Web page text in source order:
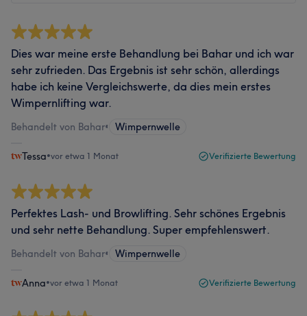
Dies war meine erste Behandlung bei Bahar und ich war
sehr zufrieden. Das Ergebnis ist sehr schön, allerdings
habe ich keine Vergleichswerte, da dies mein erstes
Wimpernlifting war.
Behandelt von Bahar• Wimpernwelle
Tessa•vor etwa 1 Monat Verifizierte Bewertung
Perfektes Lash- und Browlifting. Sehr schönes Ergebnis
und sehr nette Behandlung. Super empfehlenswert.
Behandelt von Bahar• Wimpernwelle
Anna•vor etwa 1 Monat Verifizierte Bewertung